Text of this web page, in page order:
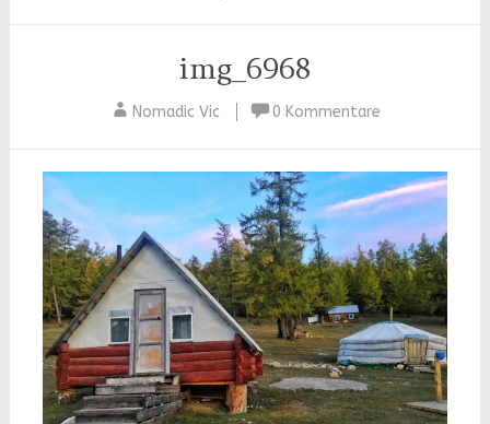
img_6968
Nomadic Vic 0 Kommentare